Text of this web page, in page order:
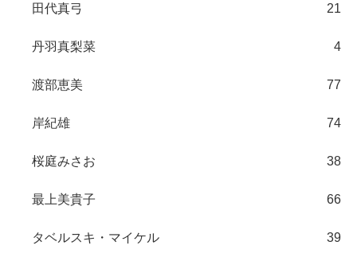
田代真弓 21
丹羽真梨菜 4
渡部恵美 77
岸紀雄 74
桜庭みさお 38
最上美貴子 66
タベルスキ・マイケル 39